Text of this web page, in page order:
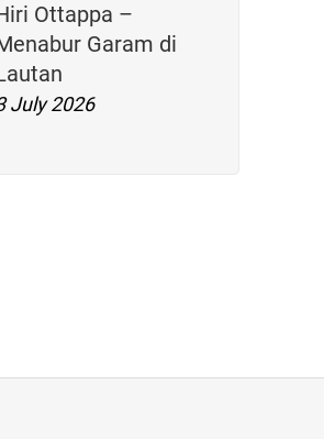
Ottappa –
Garam di
July 2026